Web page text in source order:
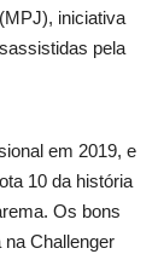
iniciativa
pela
em 2019, e
10 da história
Os bons
Challenger